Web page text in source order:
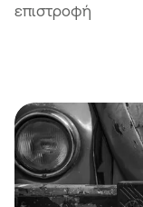
επιστροφή